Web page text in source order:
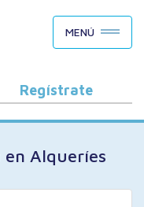
MENÚ
Regístrate
en Alqueríes